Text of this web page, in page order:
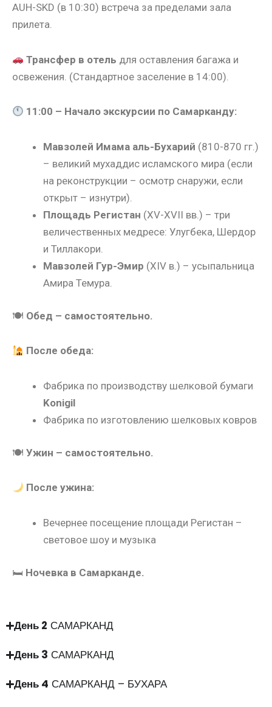
AUH-SKD (в 10:30) встреча за пределами зала
прилета.
Трансфер в отель для оставления багажа и
освежения. (Стандартное заселение в 14:00).
11:00 – Начало экскурсии по Самарканду:
Мавзолей Имама аль-Бухарий (810-870 гг.)
– великий мухаддис исламского мира (если
на реконструкции – осмотр снаружи, если
открыт – изнутри).
Площадь Регистан (XV-XVII вв.) – три
величественных медресе: Улугбека, Шердор
и Тиллакори.
Мавзолей Гур-Эмир (XIV в.) – усыпальница
Амира Темура.
🍽 Обед – самостоятельно.
После обеда:
Фабрика по производству шелковой бумаги
Konigil
Фабрика по изготовлению шелковых ковров
🍽 Ужин – самостоятельно.
После ужина:
Вечернее посещение площади Регистан –
световое шоу и музыка
🛏 Ночевка в Самарканде.
День 2 САМАРКАНД
День 3 САМАРКАНД
День 4 САМАРКАНД – БУХАРА